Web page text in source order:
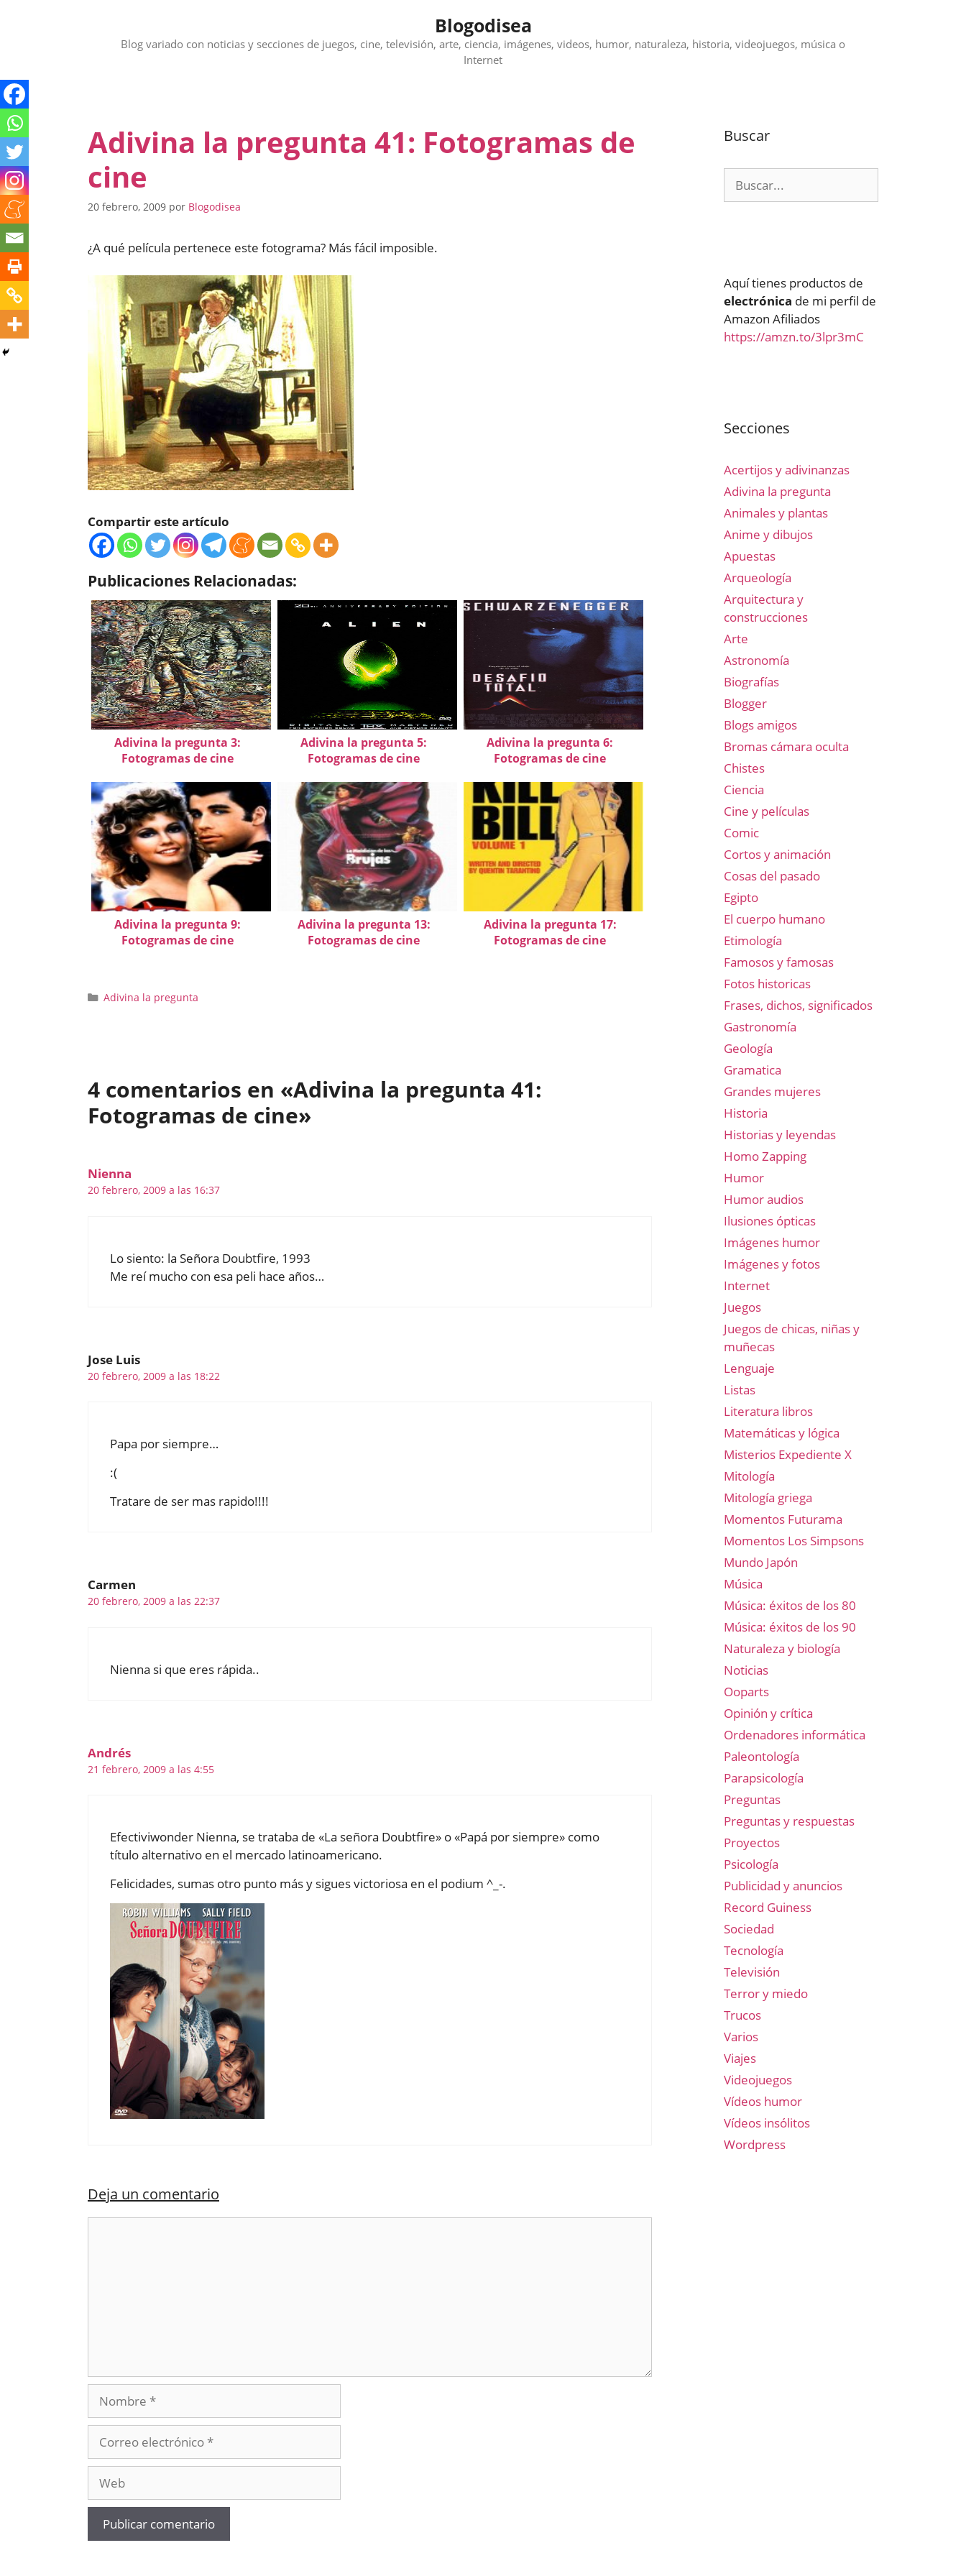
Blogodisea
Blog variado con noticias y secciones de juegos, cine, televisión, arte, ciencia, imágenes, videos, humor, naturaleza, historia, videojuegos, música o
Internet
Adivina la pregunta 41: Fotogramas de
cine
20 febrero, 2009 por Blogodisea
¿A qué película pertenece este fotograma? Más fácil imposible.
Compartir este artículo
Publicaciones Relacionadas:
Adivina la pregunta 3:
Fotogramas de cine
Adivina la pregunta 5:
Fotogramas de cine
Adivina la pregunta 6:
Fotogramas de cine
Adivina la pregunta 9:
Fotogramas de cine
Adivina la pregunta 13:
Fotogramas de cine
Adivina la pregunta 17:
Fotogramas de cine
Categorías
Adivina la pregunta
4 comentarios en «Adivina la pregunta 41:
Fotogramas de cine»
Nienna
20 febrero, 2009 a las 16:37
Lo siento: la Señora Doubtfire, 1993
Me reí mucho con esa peli hace años…
Jose Luis
20 febrero, 2009 a las 18:22
Papa por siempre…
:(
Tratare de ser mas rapido!!!!
Carmen
20 febrero, 2009 a las 22:37
Nienna si que eres rápida..
Andrés
21 febrero, 2009 a las 4:55
Efectiviwonder Nienna, se trataba de «La señora Doubtfire» o «Papá por siempre» como
título alternativo en el mercado latinoamericano.
Felicidades, sumas otro punto más y sigues victoriosa en el podium ^_-.
Deja un comentario
Nombre
electrónico
Buscar
Aquí tienes productos de
electrónica de mi perfil de
Amazon Afiliados
https://amzn.to/3lpr3mC
Secciones
Acertijos y adivinanzas
Adivina la pregunta
Animales y plantas
Anime y dibujos
Apuestas
Arqueología
Arquitectura y
construcciones
Arte
Astronomía
Biografías
Blogger
Blogs amigos
Bromas cámara oculta
Chistes
Ciencia
Cine y películas
Comic
Cortos y animación
Cosas del pasado
Egipto
El cuerpo humano
Etimología
Famosos y famosas
Fotos historicas
Frases, dichos, significados
Gastronomía
Geología
Gramatica
Grandes mujeres
Historia
Historias y leyendas
Homo Zapping
Humor
Humor audios
Ilusiones ópticas
Imágenes humor
Imágenes y fotos
Internet
Juegos
Juegos de chicas, niñas y
muñecas
Lenguaje
Listas
Literatura libros
Matemáticas y lógica
Misterios Expediente X
Mitología
Mitología griega
Momentos Futurama
Momentos Los Simpsons
Mundo Japón
Música
Música: éxitos de los 80
Música: éxitos de los 90
Naturaleza y biología
Noticias
Ooparts
Opinión y crítica
Ordenadores informática
Paleontología
Parapsicología
Preguntas
Preguntas y respuestas
Proyectos
Psicología
Publicidad y anuncios
Record Guiness
Sociedad
Tecnología
Televisión
Terror y miedo
Trucos
Varios
Viajes
Videojuegos
Vídeos humor
Vídeos insólitos
Wordpress